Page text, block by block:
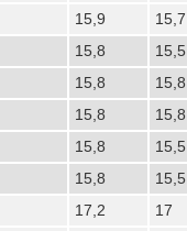
15,9 15,7
15,8
15,5
15,8
15,8
15,8
15,8
15,8
15,5
15,8 15,5
17,2
17